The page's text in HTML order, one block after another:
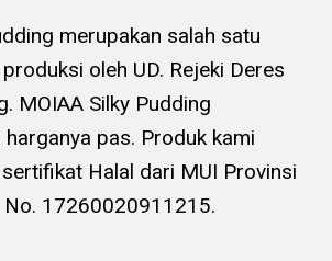
merupakan salah satu
oleh UD. Rejeki Deres
MOIAA Silky Pudding
pas. Produk kami
Halal dari MUI Provinsi
No. 17260020911215.